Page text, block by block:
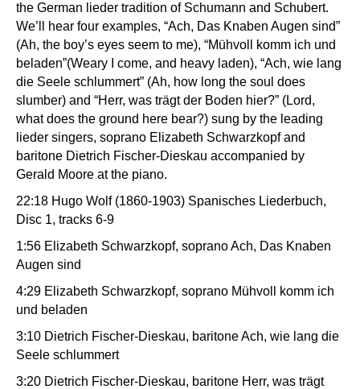
the German lieder tradition of Schumann and Schubert.
We’ll hear four examples, “Ach, Das Knaben Augen sind”
(Ah, the boy’s eyes seem to me), “Mühvoll komm ich und
beladen”(Weary I come, and heavy laden), “Ach, wie lang
die Seele schlummert” (Ah, how long the soul does
slumber) and “Herr, was trägt der Boden hier?” (Lord,
what does the ground here bear?) sung by the leading
lieder singers, soprano Elizabeth Schwarzkopf and
baritone Dietrich Fischer-Dieskau accompanied by
Gerald Moore at the piano.
22:18 Hugo Wolf (1860-1903) Spanisches Liederbuch,
Disc 1, tracks 6-9
1:56 Elizabeth Schwarzkopf, soprano Ach, Das Knaben
Augen sind
4:29 Elizabeth Schwarzkopf, soprano Mühvoll komm ich
und beladen
3:10 Dietrich Fischer-Dieskau, baritone Ach, wie lang die
Seele schlummert
3:20 Dietrich Fischer-Dieskau, baritone Herr, was trägt